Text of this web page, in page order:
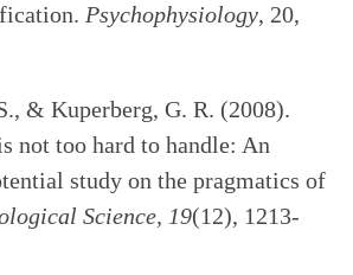
Psychophysiology, 20,
& Kuperberg, G. R. (2008).
not too hard to handle: An
study on the pragmatics of
Science, 19(12), 1213-